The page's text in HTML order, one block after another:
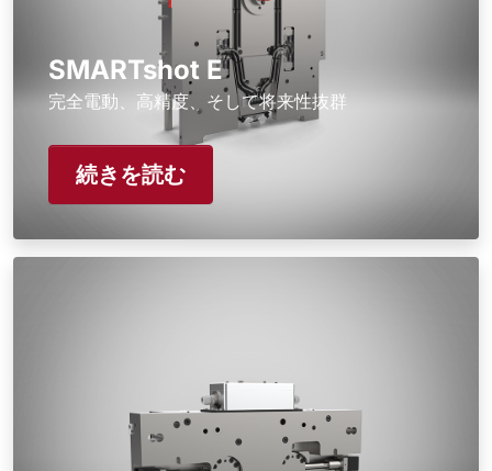
SMARTshot E
完全電動、高精度、そして将来性抜群
続きを読む